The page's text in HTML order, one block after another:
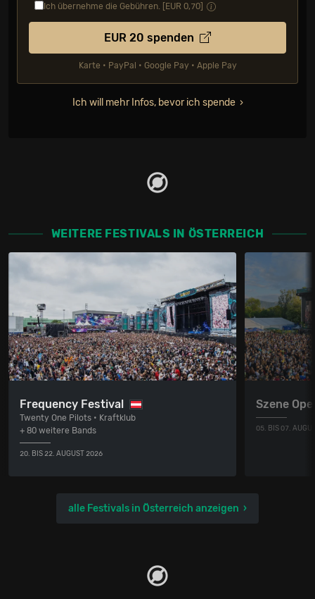
Ich übernehme die Gebühren. [EUR 0,70]
EUR 20 spenden
Karte • PayPal • Google Pay • Apple Pay
Ich will mehr Infos, bevor ich spende
WEITERE FESTIVALS IN ÖSTERREICH
Frequency Festival
Twenty One Pilots • Kraftklub
+ 80 weitere Bands
20. BIS 22. AUGUST 2026
Szene
05. BIS 07.
alle Festivals in Österreich anzeigen